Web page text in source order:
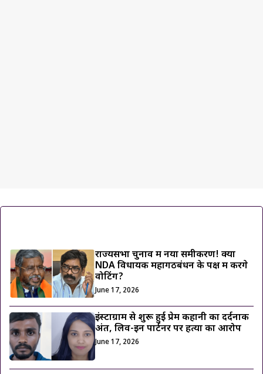
राज्यसभा चुनाव में नया समीकरण! क्या
NDA विधायक महागठबंधन के पक्ष में करेंगे
वोटिंग?
June 17, 2026
इंस्टाग्राम से शुरू हुई प्रेम कहानी का दर्दनाक
अंत, लिव-इन पार्टनर पर हत्या का आरोप
June 17, 2026